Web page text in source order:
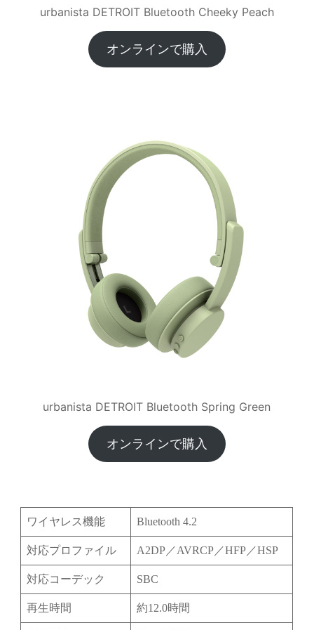
urbanista DETROIT Bluetooth Cheeky Peach
オンラインで購入
urbanista DETROIT Bluetooth Spring Green
オンラインで購入
ワイヤレス機能 Bluetooth 4.2
対応プロファイル A2DP／AVRCP／HFP／HSP
対応コーデック SBC
再生時間 約12.0時間